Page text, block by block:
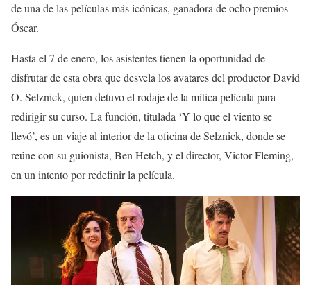
de una de las películas más icónicas, ganadora de ocho premios
Óscar.
Hasta el 7 de enero, los asistentes tienen la oportunidad de
disfrutar de esta obra que desvela los avatares del productor David
O. Selznick, quien detuvo el rodaje de la mítica película para
redirigir su curso. La función, titulada ‘Y lo que el viento se
llevó’, es un viaje al interior de la oficina de Selznick, donde se
reúne con su guionista, Ben Hetch, y el director, Victor Fleming,
en un intento por redefinir la película.